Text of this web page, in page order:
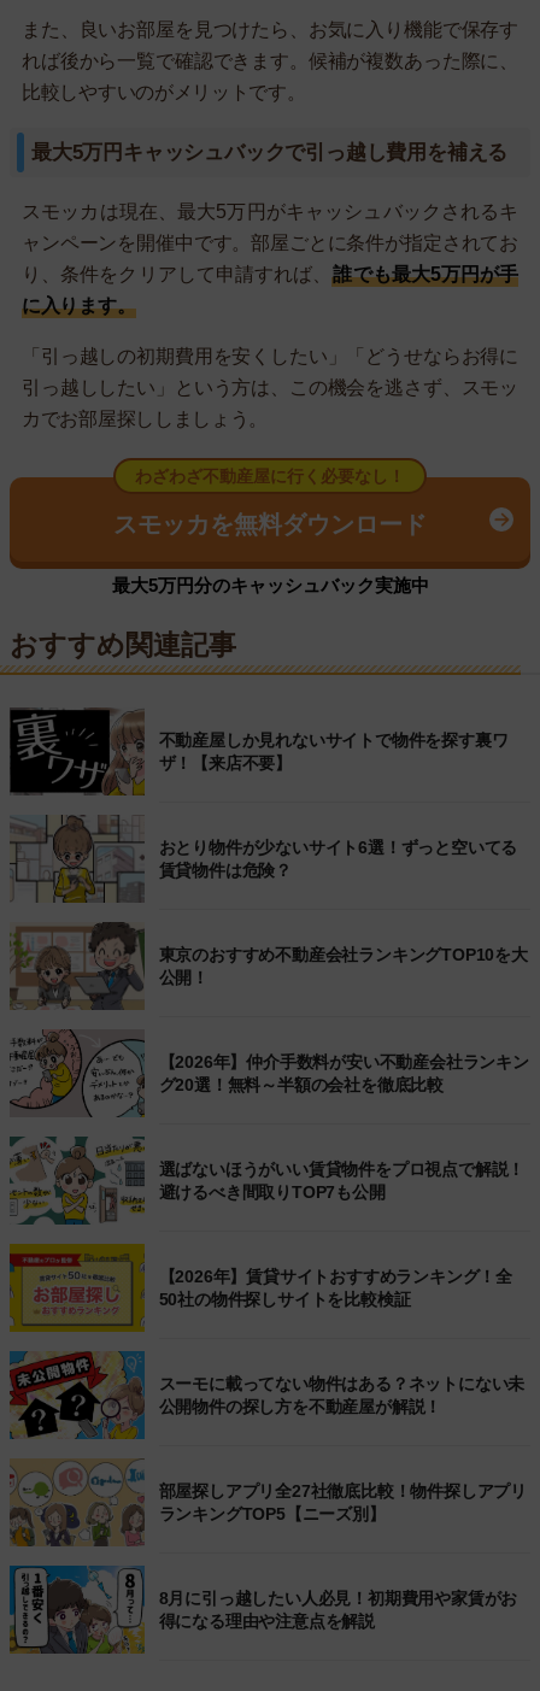
また、良いお部屋を見つけたら、お気に入り機能で保存す
れば後から一覧で確認できます。候補が複数あった際に、
比較しやすいのがメリットです。
最大5万円キャッシュバックで引っ越し費用を補える
スモッカは現在、最大5万円がキャッシュバックされるキ
ャンペーンを開催中です。部屋ごとに条件が指定されてお
り、条件をクリアして申請すれば、誰でも最大5万円が手
に入ります。
「引っ越しの初期費用を安くしたい」「どうせならお得に
引っ越ししたい」という方は、この機会を逃さず、スモッ
カでお部屋探ししましょう。
わざわざ不動産屋に行く必要なし！
スモッカを無料ダウンロード
最大5万円分のキャッシュバック実施中
おすすめ関連記事
不動産屋しか見れないサイトで物件を探す裏ワ
ザ！【来店不要】
おとり物件が少ないサイト6選！ずっと空いてる
賃貸物件は危険？
東京のおすすめ不動産会社ランキングTOP10を大
公開！
【2026年】仲介手数料が安い不動産会社ランキン
グ20選！無料～半額の会社を徹底比較
選ばないほうがいい賃貸物件をプロ視点で解説！
避けるべき間取りTOP7も公開
【2026年】賃貸サイトおすすめランキング！全
50社の物件探しサイトを比較検証
スーモに載ってない物件はある？ネットにない未
公開物件の探し方を不動産屋が解説！
部屋探しアプリ全27社徹底比較！物件探しアプリ
ランキングTOP5【ニーズ別】
8月に引っ越したい人必見！初期費用や家賃がお
得になる理由や注意点を解説